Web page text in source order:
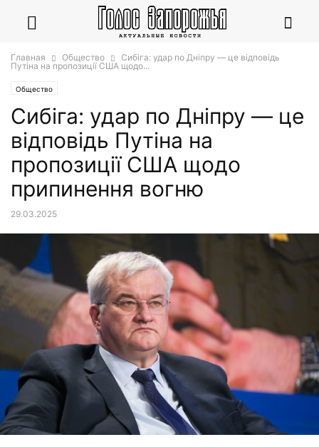
Главная Общество
Сибіга: удар по Дніпру — це відповідь
Путіна на пропозиції США щодо...
Общество
Сибіга: удар по Дніпру — це
відповідь Путіна на
пропозиції США щодо
припинення вогню
29.03.2025